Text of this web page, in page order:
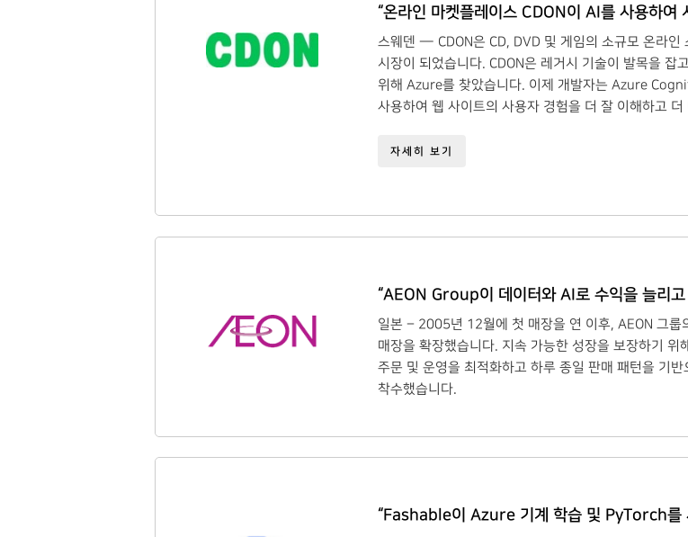
“온라인 마켓플레이스 CDON이 AI를 사용하여
스웨덴 — CDON은 CD, DVD 및 게임의 소규모 온라인
시장이 되었습니다. CDON은 레거시 기술이 발목을 잡
위해 Azure를 찾았습니다. 이제 개발자는 Azure
사용하여 웹 사이트의 사용자 경험을 더 잘 이해하고
자세히 보기
“AEON Group이 데이터와 AI로 수익을 늘리고
일본 – 2005년 12월에 첫 매장을 연 이후, AEON 그
매장을 확장했습니다. 지속 가능한 성장을 보장하기
주문 및 운영을 최적화하고 하루 종일 판매 패턴을 기
착수했습니다.
“Fashable이 Azure 기계 학습 및 PyTorch를